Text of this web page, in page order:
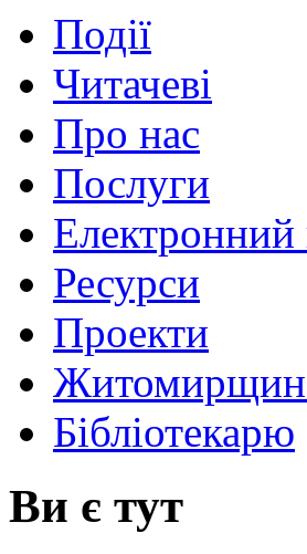
Події
Читачеві
Про нас
Послуги
Ресурси
Проекти
Бібліотекарю
Ви є тут